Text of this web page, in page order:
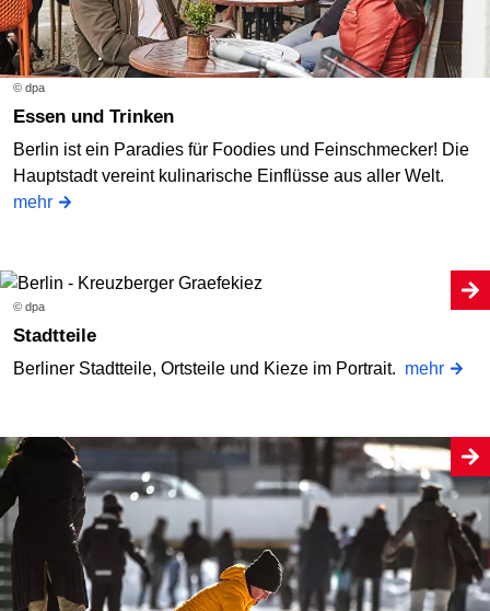
© dpa
Essen und Trinken
Berlin ist ein Paradies für Foodies und Feinschmecker! Die
Hauptstadt vereint kulinarische Einflüsse aus aller Welt.
mehr
© dpa
Stadtteile
Berliner Stadtteile, Ortsteile und Kieze im Portrait. mehr